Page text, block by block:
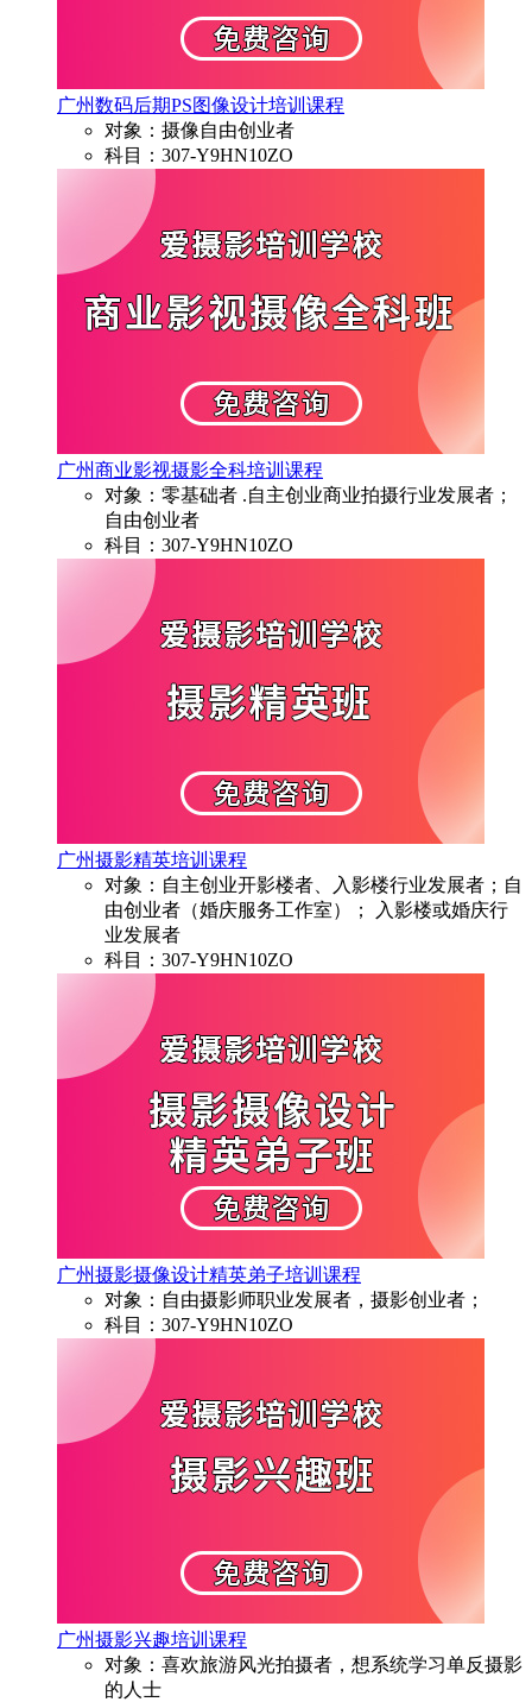
广州数码后期PS图像设计培训课程
对象：摄像自由创业者
科目：307-Y9HN10ZO
广州商业影视摄影全科培训课程
对象：零基础者 .自主创业商业拍摄行业发展者；
自由创业者
科目：307-Y9HN10ZO
广州摄影精英培训课程
对象：自主创业开影楼者、入影楼行业发展者；自
由创业者（婚庆服务工作室）； 入影楼或婚庆行
业发展者
科目：307-Y9HN10ZO
广州摄影摄像设计精英弟子培训课程
对象：自由摄影师职业发展者，摄影创业者；
科目：307-Y9HN10ZO
广州摄影兴趣培训课程
对象：喜欢旅游风光拍摄者，想系统学习单反摄影
的人士